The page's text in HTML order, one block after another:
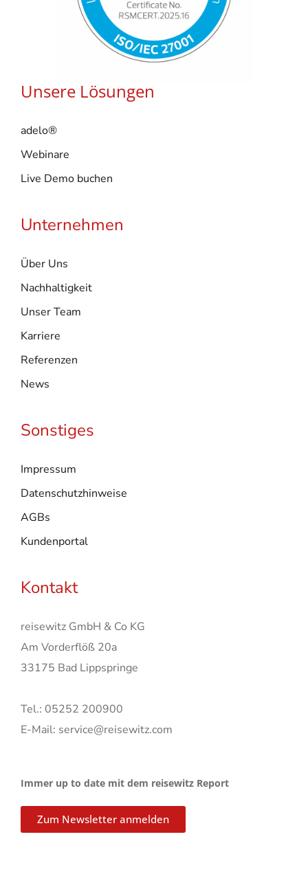
Unsere Lösungen
adelo®
Webinare
Live Demo buchen
Unternehmen
Über Uns
Nachhaltigkeit
Unser Team
Karriere
Referenzen
News
Sonstiges
Impressum
Datenschutzhinweise
AGBs
Kundenportal
Kontakt
reisewitz GmbH & Co KG
Am Vorderflöß 20a
33175 Bad Lippspringe
Tel.: 05252 200900
E-Mail: service@reisewitz.com
Immer up to date mit dem reisewitz Report
Zum Newsletter anmelden